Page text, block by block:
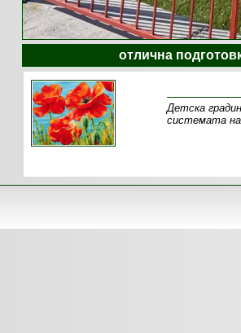
отлична
Детска
системата на